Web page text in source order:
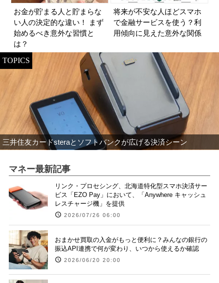
お金が貯まる人と貯まらな
い人の決定的な違い！ まず
始めるべき意外な習慣と
は？
将来が不安な人ほどスマホ
で金融サービスを使う？利
用傾向に見えた意外な関係
TOPICS
三井住友カードsteraとソフトバンクが広げる決済シーン
マネー最新記事
リンク・プロセシング、北海道特化型スマホ決済サー
ビス「EZO Pay」において、「Anywhere キャッシュ
レスチャージ機」を提供
2026/07/26 06:00
おまかせ買取の入金がもっと便利に？みんなの銀行の
振込API連携で何が変わり、いつから使えるか確認
2026/06/20 20:00